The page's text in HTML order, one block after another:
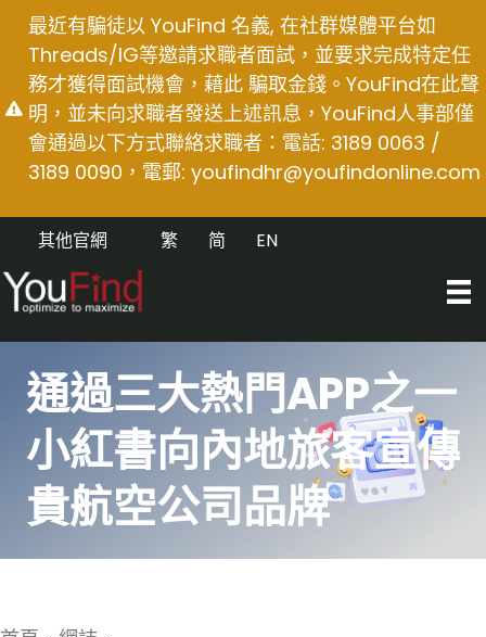
content
最近有騙徒以 YouFind 名義, 在社群媒體平台如
Threads/IG等邀請求職者面試，並要求完成特定任
務才獲得面試機會，藉此 騙取金錢。YouFind在此聲
明，並未向求職者發送上述訊息，YouFind人事部僅
會通過以下方式聯絡求職者：電話: 3189 0063 /
3189 0090，電郵: youfindhr@youfindonline.com
其他官網 EN
简
繁
通過三大熱門APP之一
小紅書向內地旅客宣傳
貴航空公司品牌